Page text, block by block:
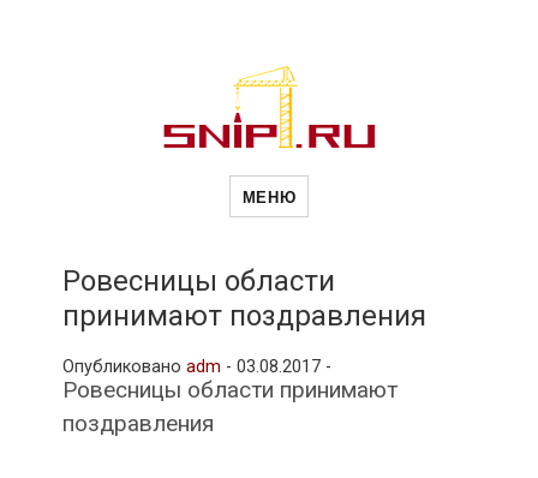
Новости
и
МЕНЮ
Ровесницы области
принимают поздравления
Опубликовано adm - 03.08.2017 -
Ровесницы области принимают
поздравления